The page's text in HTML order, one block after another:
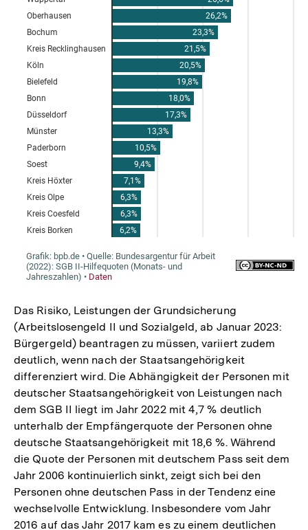
Das Risiko, Leistungen der Grundsicherung
(Arbeitslosengeld II und Sozialgeld, ab Januar 2023:
Bürgergeld) beantragen zu müssen, variiert zudem
deutlich, wenn nach der Staatsangehörigkeit
differenziert wird. Die Abhängigkeit der Personen mit
deutscher Staatsangehörigkeit von Leistungen nach
dem SGB II liegt im Jahr 2022 mit 4,7 % deutlich
unterhalb der Empfängerquote der Personen ohne
deutsche Staatsangehörigkeit mit 18,6 %. Während
die Quote der Personen mit deutschem Pass seit dem
Jahr 2006 kontinuierlich sinkt, zeigt sich bei den
Personen ohne deutschen Pass in der Tendenz eine
wechselvolle Entwicklung. Insbesondere vom Jahr
2016 auf das Jahr 2017 kam es zu einem deutlichen